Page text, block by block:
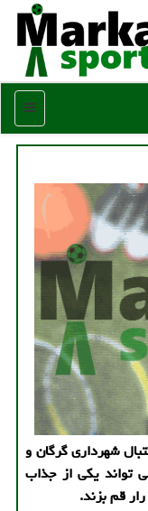
منو
شهرداری گرگان و
تواند یکی از جذاب
قم بزند.